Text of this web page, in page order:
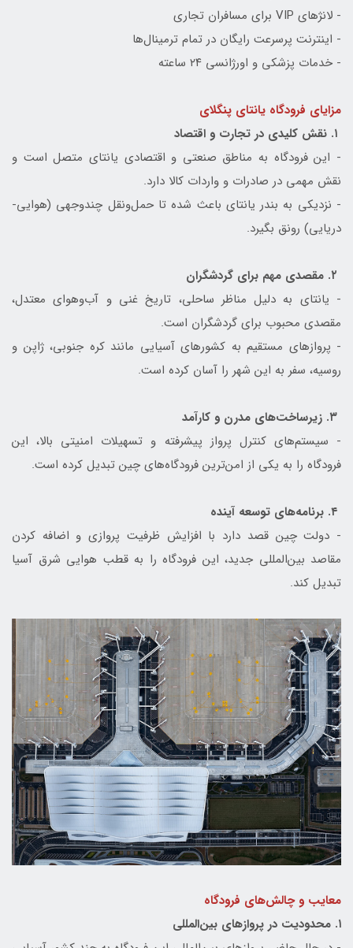
- لانژهای VIP برای مسافران تجاری
- اینترنت پرسرعت رایگان در تمام ترمینال‌ها
- خدمات پزشکی و اورژانسی ۲۴ ساعته
مزایای فرودگاه یانتای پنگلای
- این فرودگاه به مناطق صنعتی و اقتصادی یانتای متصل است و
نقش مهمی در صادرات و واردات کالا دارد.
- نزدیکی به بندر یانتای باعث شده تا حمل‌ونقل چندوجهی (هوایی-
دریایی) رونق بگیرد.
- یانتای به دلیل مناظر ساحلی، تاریخ غنی و آب‌وهوای معتدل،
مقصدی محبوب برای گردشگران است.
- پروازهای مستقیم به کشورهای آسیایی مانند کره جنوبی، ژاپن و
روسیه، سفر به این شهر را آسان کرده است.
- سیستم‌های کنترل پرواز پیشرفته و تسهیلات امنیتی بالا، این
فرودگاه را به یکی از امن‌ترین فرودگاه‌های چین تبدیل کرده است.
- دولت چین قصد دارد با افزایش ظرفیت پروازی و اضافه کردن
مقاصد بین‌المللی جدید، این فرودگاه را به قطب هوایی شرق آسیا
تبدیل کند.
معایب و چالش‌های فرودگاه
۱. محدودیت در پروازهای بین‌المللی